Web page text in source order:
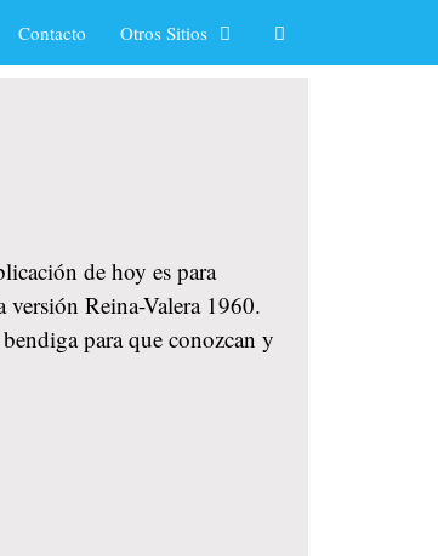
Contacto Otros Sitios
de hoy es para
Reina-Valera 1960.
para que conozcan y